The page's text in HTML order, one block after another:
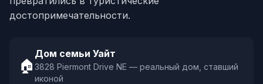
достопримечательности.
🏠
Дом семьи Уайт
3828 Piermont Drive NE — реальный дом, ставший
иконой